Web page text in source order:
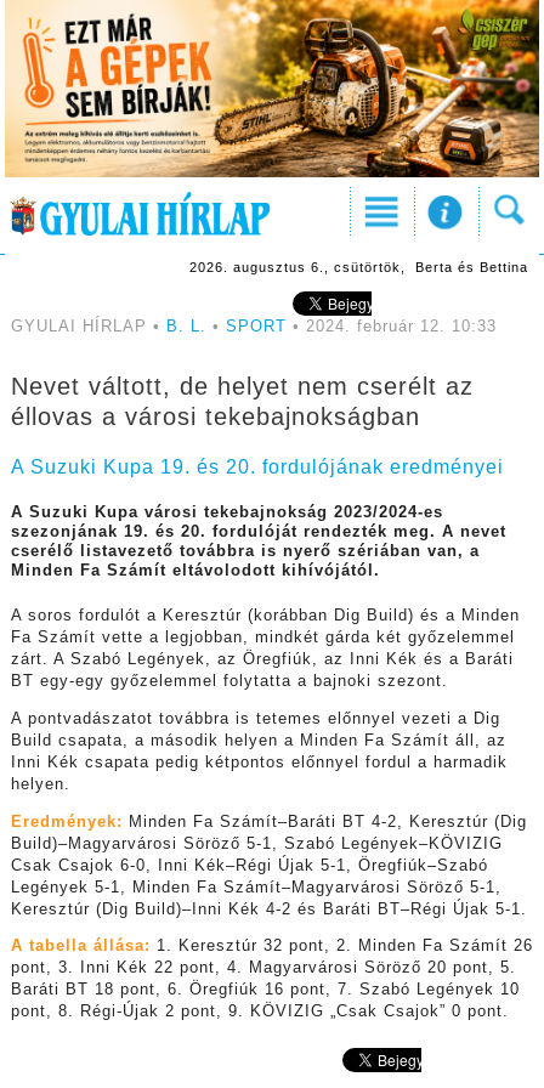
2026. augusztus 6., csütörtök, Berta és Bettina
GYULAI HÍRLAP • B. L. • SPORT • 2024. február 12. 10:33
Nevet váltott, de helyet nem cserélt az
éllovas a városi tekebajnokságban
A Suzuki Kupa 19. és 20. fordulójának eredményei
A Suzuki Kupa városi tekebajnokság 2023/2024-es
szezonjának 19. és 20. fordulóját rendezték meg. A nevet
cserélő listavezető továbbra is nyerő szériában van, a
Minden Fa Számít eltávolodott kihívójától.
A soros fordulót a Keresztúr (korábban Dig Build) és a Minden
Fa Számít vette a legjobban, mindkét gárda két győzelemmel
zárt. A Szabó Legények, az Öregfiúk, az Inni Kék és a Baráti
BT egy-egy győzelemmel folytatta a bajnoki szezont.
A pontvadászatot továbbra is tetemes előnnyel vezeti a Dig
Build csapata, a második helyen a Minden Fa Számít áll, az
Inni Kék csapata pedig kétpontos előnnyel fordul a harmadik
helyen.
Eredmények:
Minden Fa Számít–Baráti BT 4-2, Keresztúr (Dig
Build)–Magyarvárosi Söröző 5-1, Szabó Legények–KÖVIZIG
Csak Csajok 6-0, Inni Kék–Régi Újak 5-1, Öregfiúk–Szabó
Legények 5-1, Minden Fa Számít–Magyarvárosi Söröző 5-1,
Keresztúr (Dig Build)–Inni Kék 4-2 és Baráti BT–Régi Újak 5-1.
A tabella állása: 1. Keresztúr 32 pont, 2. Minden Fa Számít 26
pont, 3. Inni Kék 22 pont, 4. Magyarvárosi Söröző 20 pont, 5.
Baráti BT 18 pont, 6. Öregfiúk 16 pont, 7. Szabó Legények 10
pont, 8. Régi-Újak 2 pont, 9. KÖVIZIG „Csak Csajok” 0 pont.